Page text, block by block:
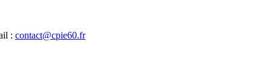
: contact@cpie60.fr